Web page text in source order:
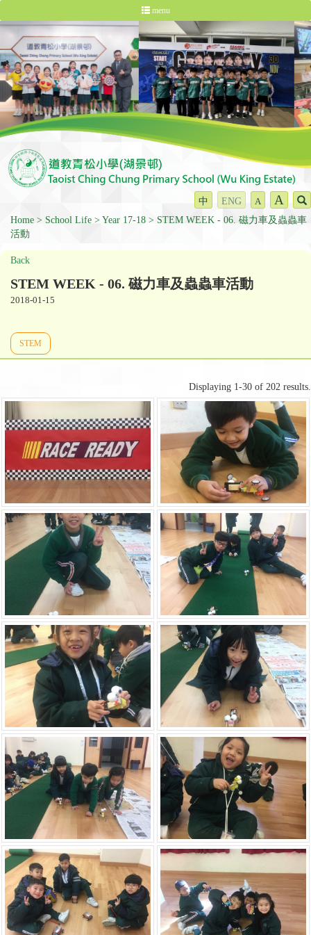
menu
中 ENG A A
Home School Life Year 17-18
STEM WEEK - 06. 磁力車及蟲蟲車
活動
Back
STEM WEEK - 06. 磁力車及蟲蟲車活動
2018-01-15
STEM
Displaying 1-30 of 202 results.